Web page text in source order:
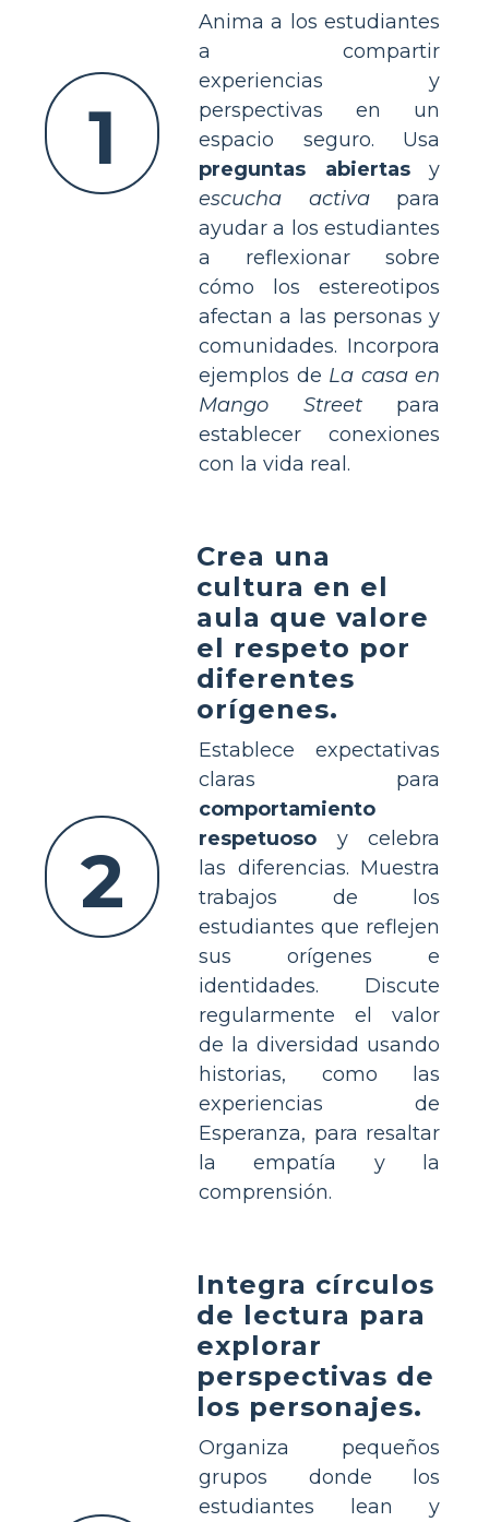
1
Anima a los estudiantes
a compartir
experiencias y
perspectivas en un
espacio seguro. Usa
preguntas abiertasy
escucha activapara
ayudar a los estudiantes
a reflexionar sobre
cómo los estereotipos
afectan a las personas y
comunidades. Incorpora
ejemplos de La casa en
Mango Streetpara
establecer conexiones
con la vida real.
2
Crea una
cultura en el
aula que valore
el respeto por
diferentes
orígenes.
Establece expectativas
claras para
comportamiento
respetuoso y celebra
las diferencias. Muestra
trabajos de los
estudiantes que reflejen
sus orígenes e
identidades. Discute
regularmente el valor
de la diversidad usando
historias, como las
experiencias de
Esperanza, para resaltar
la empatía y la
comprensión.
Integra círculos
de lectura para
explorar
perspectivas de
los personajes.
Organiza pequeños
grupos donde los
estudiantes lean y